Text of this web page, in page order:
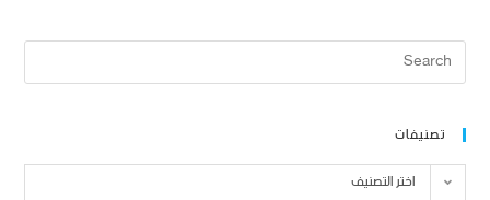
تصنيفات
اختر التصنيف